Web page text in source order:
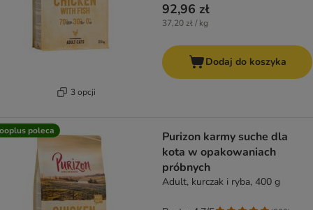
3 opcji
92,96 zł
37,20 zł / kg
Dodaj do koszyka
poleca
Purizon karmy suche dla
kota w opakowaniach
próbnych
Adult, kurczak i ryba, 400 g